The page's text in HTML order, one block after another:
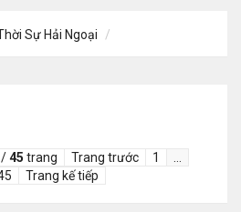
Sự Hải Ngoại
/45 trang Trang trước 1
Trang kế tiếp